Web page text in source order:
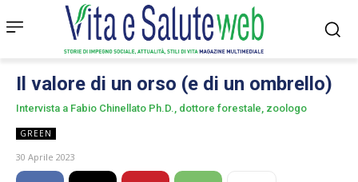
Il valore di un orso (e di un ombrello)
Intervista a Fabio Chinellato Ph.D., dottore forestale, zoologo
GREEN
30 Aprile 2023